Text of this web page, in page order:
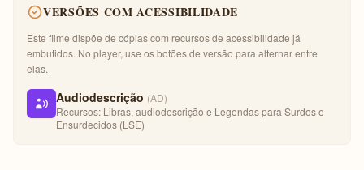
VERSÕES COM ACESSIBILIDADE
Este filme dispõe de cópias com recursos de acessibilidade já
embutidos. No player, use os botões de versão para alternar entre
elas.
Audiodescrição (AD)
Recursos: Libras, audiodescrição e Legendas para Surdos e
Ensurdecidos (LSE)